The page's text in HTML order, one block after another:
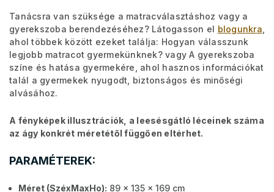
Tanácsra van szüksége a matracválasztáshoz vagy a
gyerekszoba berendezéséhez? Látogasson el blogunkra
ahol többek között ezeket találja: Hogyan válasszunk
legjobb matracot gyermekünknek? vagy A gyerekszoba
színe és hatása gyermekére, ahol hasznos információkat
talál a gyermekek nyugodt, biztonságos és minőségi
alvásához.
A fényképek illusztrációk, a leesésgátló léceinek száma
az ágy konkrét méretétől függően eltérhet.
PARAMÉTEREK:
Méret (SzéxMaxHo): 89 x 135 x 169 cm